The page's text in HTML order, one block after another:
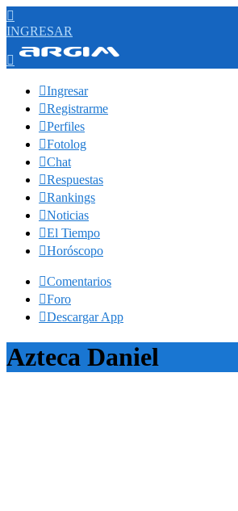

INGRESAR

Ingresar
Registrarme
Perfiles
Fotolog
Chat
Respuestas
Rankings
Noticias
El Tiempo
Horóscopo
Comentarios
Foro
Descargar App
Azteca Daniel